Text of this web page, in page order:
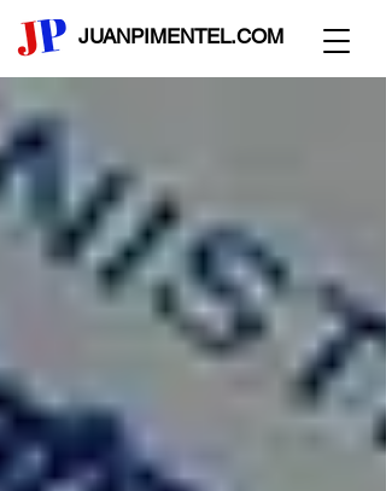
JUANPIMENTEL.COM